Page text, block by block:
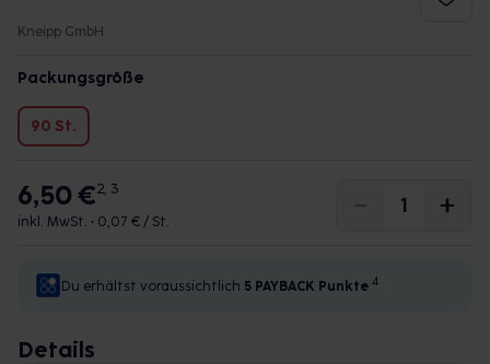
Kneipp GmbH
Packungsgröße
90 St.
6,50 €2, 3
inkl. MwSt. • 0,07 € / St.
Du erhältst voraussichtlich 5 PAYBACK Punkte 4
Details